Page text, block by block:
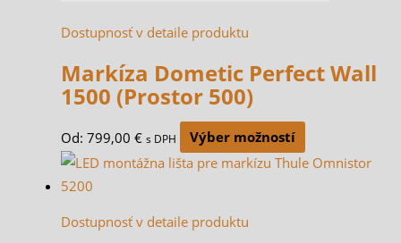
Dostupnosť v detaile produktu
Markíza Dometic Perfect Wall
1500 (Prostor 500)
Od: 799,00 € s DPH Výber možností
Dostupnosť v detaile produktu